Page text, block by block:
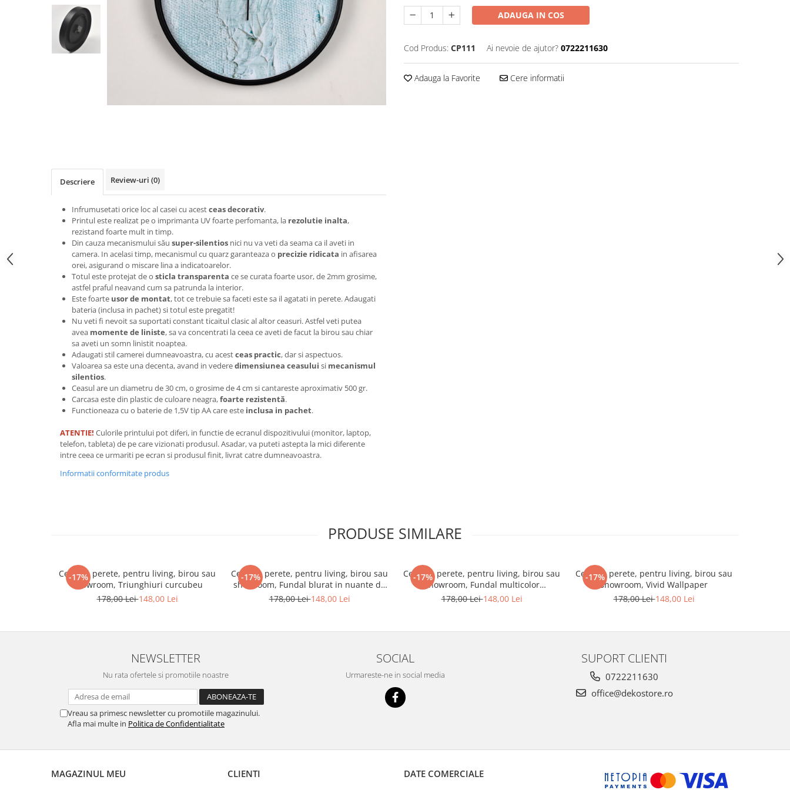
Zodia Fecioara
Zodia Gemeni
Tricouri familie
Tricouri drumetii
Tricouri pescari
Tricouri gameri
Tricouri music is life
Tricouri sporturi de iarna
Tricouri snowboard
Tricouri aniversare
Tricouri cadou 20 ani
Tricouri cadou 30 ani
Tricouri cadou 40 ani
Tricouri cadou 60 ani
Tricouri motociclisti
Tricouri motociclisti
Tricouri biciclisti BMX
Tricouri biciclisti downhill
Tricouri fitness/sala de forta
Tablouri PVC
Tablouri PVC copii
ADAUGA IN COS
Cod Produs: CP111 Ai nevoie de ajutor? 0722211630
Adauga la Favorite Cere informatii
Descriere Review-uri (0)
Infrumusetati orice loc al casei cu acestceas decorativ.
Printul este realizat pe o imprimanta UV foarte perfomanta, la rezolutie inalta,
rezistand foarte mult in timp.
Din cauza mecanismului său super-silentios nici nu va veti da seama ca il aveti in
camera. In acelasi timp, mecanismul cu quarz garanteaza o precizie ridicata in afisarea
orei, asigurand o miscare lina a indicatoarelor.
Totul este protejat de o sticla transparenta ce se curata foarte usor, de 2mm grosime,
astfel praful neavand cum sa patrunda la interior.
Este foarte usor de montat, tot ce trebuie sa faceti este sa il agatati in perete. Adaugati
bateria (inclusa in pachet) si totul este pregatit!
Nu veti fi nevoit sa suportati constant ticaitul clasic al altor ceasuri. Astfel veti putea
avea momente de liniste, sa va concentrati la ceea ce aveti de facut la birou sau chiar
sa aveti un somn linistit noaptea.
Adaugati stil camerei dumneavoastra, cu acestceas practic, dar si aspectuos.
Valoarea sa este una decenta, avand in vederedimensiunea ceasului si mecanismul
silentios.
Ceasul are un diametru de 30 cm, o grosime de 4 cm si cantareste aproximativ 500 gr.
Carcasa este din plastic de culoare neagra,foarte rezistentă.
Functioneaza cu o baterie de 1,5V tip AA care este inclusa in pachet.
ATENTIE! Culorile printului pot diferi, in functie de ecranul dispozitivului (monitor, laptop,
telefon, tableta) de pe care vizionati produsul. Asadar, va puteti astepta la mici diferente
intre ceea ce urmariti pe ecran si produsul finit, livrat catre dumneavoastra.
Informatii conformitate produs
PRODUSE SIMILARE
-17%
Ceas de perete, pentru living, birou sau
showroom, Triunghiuri curcubeu
178,00 Lei148,00 Lei
-17%
Ceas de perete, pentru living, birou sau
showroom, Fundal blurat in nuante de
violet
178,00 Lei148,00 Lei
-17%
Ceas de perete, pentru living, birou sau
showroom, Fundal multicolor
triunghiular
178,00 Lei148,00 Lei
-17%
Ceas de perete, pentru living, birou sau
showroom, Vivid Wallpaper
178,00 Lei148,00 Lei
NEWSLETTER
Nu rata ofertele si promotiile noastre
Vreau sa primesc newsletter cu promotiile magazinului.
Afla mai multe in Politica de Confidentialitate
SOCIAL
Urmareste-ne in social media
SUPORT CLIENTI
0722211630
office@dekostore.ro
MAGAZINUL MEU CLIENTI DATE COMERCIALE